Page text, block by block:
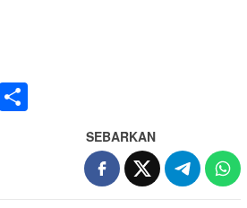
WhatsApp
SEBARKAN